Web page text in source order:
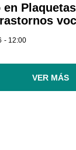
en
- 12:00
VER MÁS